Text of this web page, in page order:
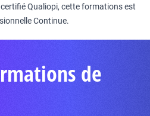
Qualiopi, cette formations est
Continue.
de